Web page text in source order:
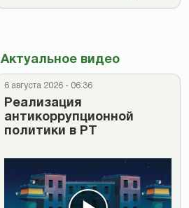
Актуальное видео
6 августа 2026 - 06:36
Реализация
антикоррупционной
политики в РТ